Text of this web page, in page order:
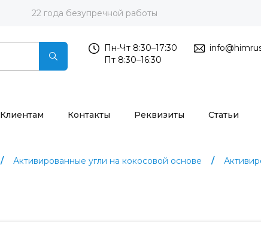
22 года безупречной работы
Пн-Чт 8:30–17:30
Пт 8:30–16:30
Клиентам Контакты Реквизиты Статьи
Активированные угли на кокосовой основе